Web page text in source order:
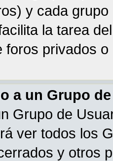
y cada
la tarea
foros privados
a un Grupo
Grupo de
ver todos los
y otros